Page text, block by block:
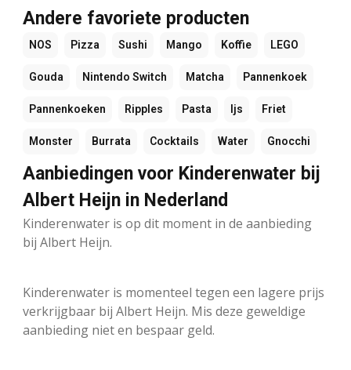
Andere favoriete producten
NOS Pizza Sushi Mango Koffie LEGO
Gouda Nintendo Switch Matcha Pannenkoek
Pannenkoeken Ripples Pasta Ijs Friet
Monster Burrata Cocktails Water Gnocchi
Aanbiedingen voor Kinderenwater bij
Albert Heijn in Nederland
Kinderenwater is op dit moment in de aanbieding
bij Albert Heijn.
Kinderenwater is momenteel tegen een lagere prijs
verkrijgbaar bij Albert Heijn. Mis deze geweldige
aanbieding niet en bespaar geld.